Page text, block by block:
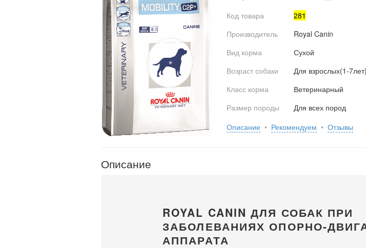
Код товара
281
Производитель
Royal Canin
Вид корма
Сухой
Возраст собаки
Для взрослых(1-7лет)
Класс корма
Ветеринарный
Размер породы
Для всех пород
Описание • Рекомендуем • Отзывы
Описание
ROYAL CANIN ДЛЯ СОБАК ПРИ
ЗАБОЛЕВАНИЯХ ОПОРНО-
АППАРАТА